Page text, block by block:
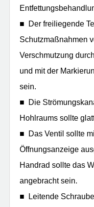
■ Der freiliegende
Schutzmaßnahmen
Verschmutzung
und mit der
sein.
■ Die
Hohlraums sollte
■ Das Ventil sollte
Öffnungsanzeige
Handrad sollte das
angebracht sein.
■ Leitende